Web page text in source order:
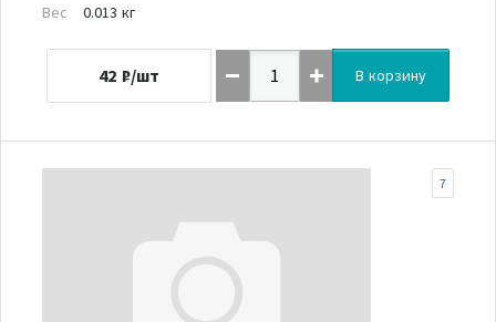
Вес
0.013 кг
42 ₽/шт В корзину
7